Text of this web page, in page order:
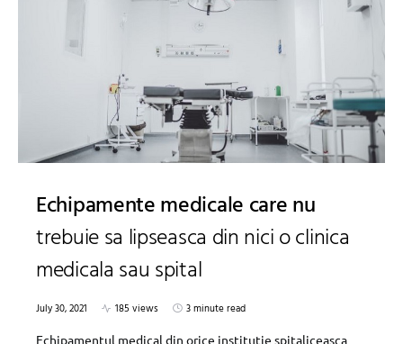
Echipamente medicale care nu
trebuie sa lipseasca din nici o clinica
medicala sau spital
July 30, 2021 185 views
3 minute read
Echipamentul medical din orice institutie spitaliceasca